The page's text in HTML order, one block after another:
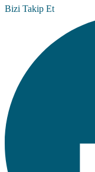
Bizi Takip Et